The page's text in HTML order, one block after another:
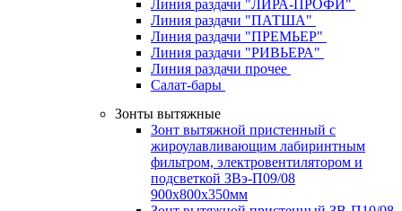
Линия раздачи "ЛИРА-ПРОФИ"
Линия раздачи "ПАТША"
Линия раздачи "ПРЕМЬЕР"
Линия раздачи "РИВЬЕРА"
Линия раздачи прочее
Салат-бары
Зонты вытяжные
Зонт вытяжной пристенный с
жироулавливающим лабиринтным
фильтром, электровентилятором и
подсветкой ЗВэ-П09/08
900х800х350мм